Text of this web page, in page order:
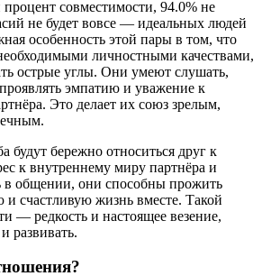
совместимости, 94.0% не
не будет вовсе — идеальных людей
особенность этой пары в том, что
личностными качествами,
острые углы. Они умеют слушать,
эмпатию и уважение к
Это делает их союз зрелым,
бережно относиться друг к
к внутреннему миру партнёра и
в общении, они способны прожить
счастливую жизнь вместе. Такой
— редкость и настоящее везение,
развивать.